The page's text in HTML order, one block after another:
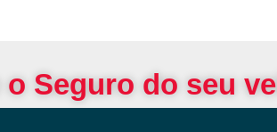
o Seguro do seu